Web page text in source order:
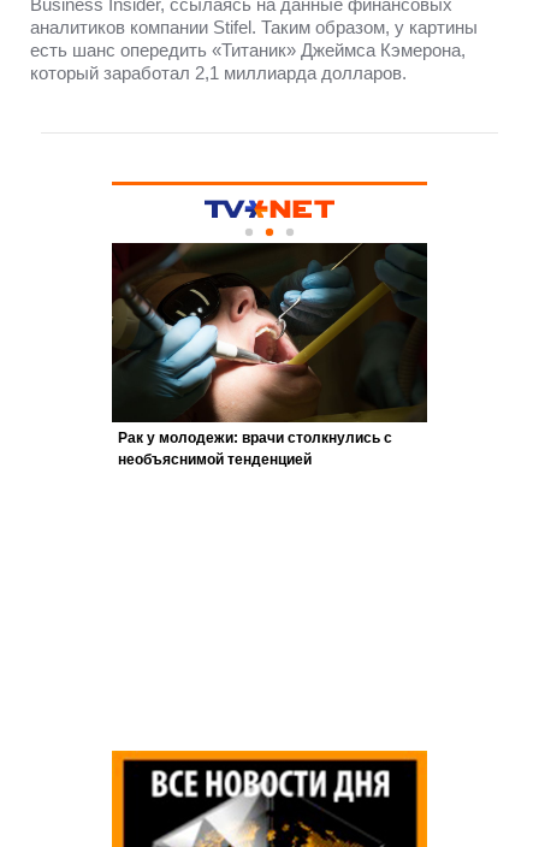
аналитиков компании Stifel. Таким образом, у картины
есть шанс опередить «Титаник» Джеймса Кэмерона,
который заработал 2,1 миллиарда долларов.